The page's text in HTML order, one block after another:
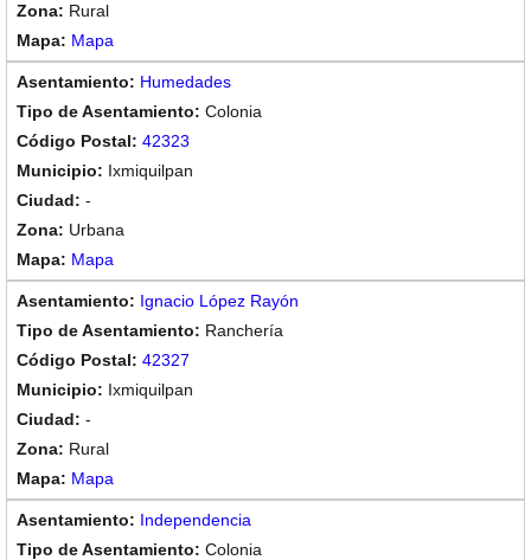
Rural
Mapa
Humedades
Colonia
42323
Ixmiquilpan
-
Urbana
Mapa
Ignacio López Rayón
Ranchería
42327
Ixmiquilpan
-
Rural
Mapa
Independencia
Colonia